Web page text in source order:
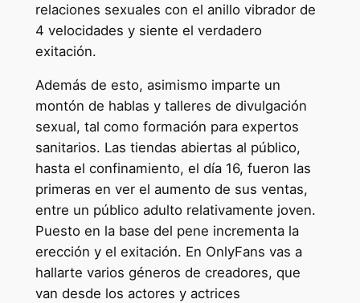
relaciones sexuales con el anillo vibrador de
4 velocidades y siente el verdadero
exitación.
Además de esto, asimismo imparte un
montón de hablas y talleres de divulgación
sexual, tal como formación para expertos
sanitarios. Las tiendas abiertas al público,
hasta el confinamiento, el día 16, fueron las
primeras en ver el aumento de sus ventas,
entre un público adulto relativamente joven.
Puesto en la base del pene incrementa la
erección y el exitación. En OnlyFans vas a
hallarte varios géneros de creadores, que
van desde los actores y actrices